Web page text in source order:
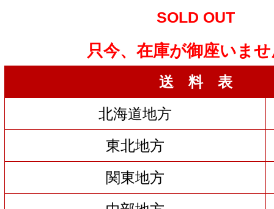
SOLD OUT
只今、在庫が御座いま
送 料 表
北海道地方
東北地方
関東地方